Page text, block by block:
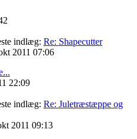
indlæg: Re: Shapecutter
2011 07:06
22:09
indlæg: Re: Juletræstæppe og
2011 09:13